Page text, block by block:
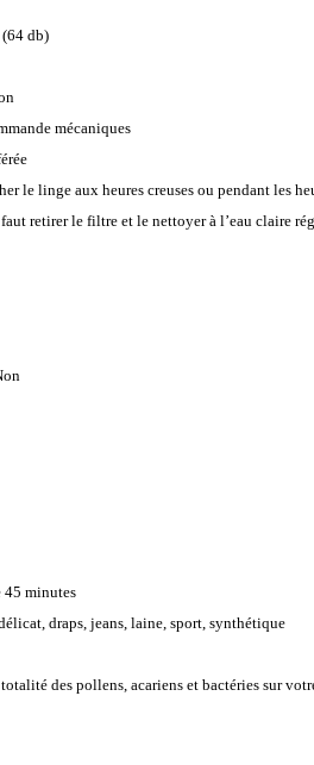
db)
mécaniques
le linge aux heures creuses ou pendant les
retirer le filtre et le nettoyer à l’eau claire
45 minutes
draps, jeans, laine, sport, synthétique
des pollens, acariens et bactéries sur